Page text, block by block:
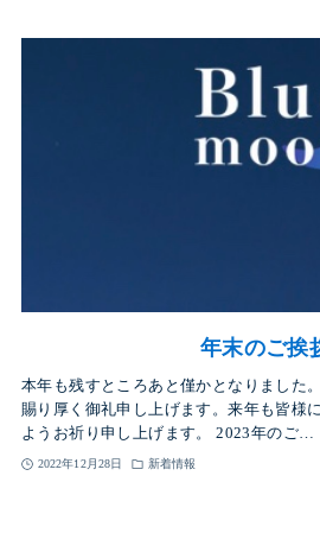
年末のご挨
本年も残すところあと僅かとなりました
賜り厚く御礼申し上げます。来年も皆様
ようお祈り申し上げます。 2023年のご…
2022年12月28日 新着情報